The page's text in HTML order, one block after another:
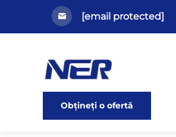
[email protected]
Obțineți o ofertă